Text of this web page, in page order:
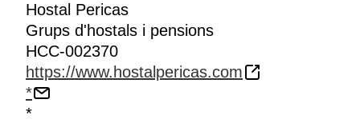
Hostal Pericas
Grups d'hostals i pensions
HCC-002370
https://www.hostalpericas.com
*
*